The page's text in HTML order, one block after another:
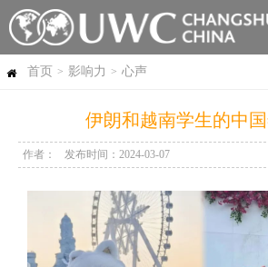
首页 > 影响力 > 心声
伊朗和越南学生的中
作者： 发布时间：2024-03-07